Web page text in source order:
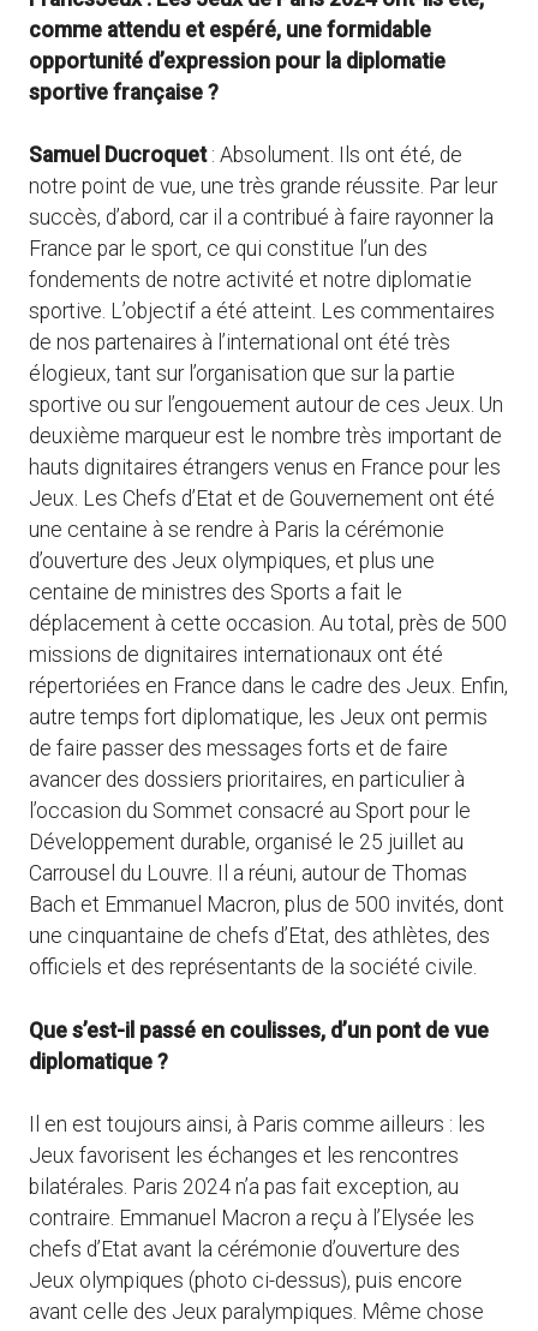
comme attendu et espéré, une formidable
opportunité d’expression pour la diplomatie
sportive française ?
Samuel Ducroquet: Absolument. Ils ont été, de
notre point de vue, une très grande réussite. Par leur
succès, d’abord, car il a contribué à faire rayonner la
France par le sport, ce qui constitue l’un des
fondements de notre activité et notre diplomatie
sportive. L’objectif a été atteint. Les commentaires
de nos partenaires à l’international ont été très
élogieux, tant sur l’organisation que sur la partie
sportive ou sur l’engouement autour de ces Jeux. Un
deuxième marqueur est le nombre très important de
hauts dignitaires étrangers venus en France pour les
Jeux. Les Chefs d’Etat et de Gouvernement ont été
une centaine à se rendre à Paris la cérémonie
d’ouverture des Jeux olympiques, et plus une
centaine de ministres des Sports a fait le
déplacement à cette occasion. Au total, près de 500
missions de dignitaires internationaux ont été
répertoriées en France dans le cadre des Jeux. Enfin,
autre temps fort diplomatique, les Jeux ont permis
de faire passer des messages forts et de faire
avancer des dossiers prioritaires, en particulier à
l’occasion du Sommet consacré au Sport pour le
Développement durable, organisé le 25 juillet au
Carrousel du Louvre. Il a réuni, autour de Thomas
Bach et Emmanuel Macron, plus de 500 invités, dont
une cinquantaine de chefs d’Etat, des athlètes, des
officiels et des représentants de la société civile.
Que s’est-il passé en coulisses, d’un pont de vue
diplomatique ?
Il en est toujours ainsi, à Paris comme ailleurs : les
Jeux favorisent les échanges et les rencontres
bilatérales. Paris 2024 n’a pas fait exception, au
contraire. Emmanuel Macron a reçu à l’Elysée les
chefs d’Etat avant la cérémonie d’ouverture des
Jeux olympiques (photo ci-dessus), puis encore
avant celle des Jeux paralympiques. Même chose